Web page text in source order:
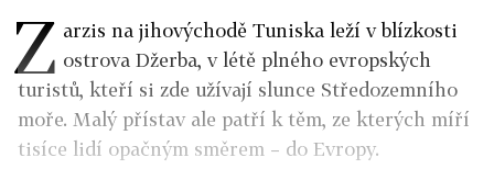
Z arzis na jihovýchodě Tuniska leží v blízkosti
ostrova Džerba, v létě plného evropských
turistů, kteří si zde užívají slunce Středozemního
moře. Malý přístav ale patří k těm, ze kterých míří
tisíce lidí opačným směrem – do Evropy.